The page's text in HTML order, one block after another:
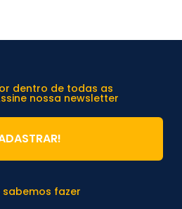
sabemos fazer
dentro de todas as
nossa newsletter